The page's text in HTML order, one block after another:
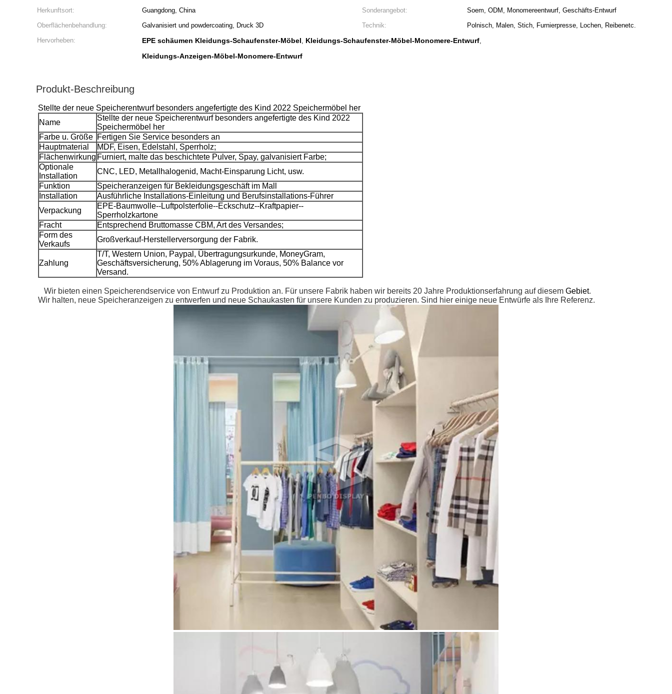
Herkunftsort:
Guangdong, China Sonderangebot:
Soem, ODM, Monomereentwurf, Geschäfts-Entwurf
Oberflächenbehandlung:
Galvanisiert und powdercoating, Druck 3D Technik:
Polnisch, Malen, Stich, Furnierpresse, Lochen, Reibenetc.
Hervorheben:
EPE schäumen Kleidungs-Schaufenster-Möbel, Kleidungs-Schaufenster-Möbel-Monomere-Entwurf,
Kleidungs-Anzeigen-Möbel-Monomere-Entwurf
Produkt-Beschreibung
Stellte der neue Speicherentwurf besonders angefertigte des Kind 2022 Speichermöbel her
Name
Stellte der neue Speicherentwurf besonders angefertigte des Kind 2022
Speichermöbel her
Farbe u. Größe Fertigen Sie Service besonders an
Hauptmaterial
MDF, Eisen, Edelstahl, Sperrholz;
Flächenwirkung Furniert, malte das beschichtete Pulver, Spay, galvanisiert Farbe;
Optionale
Installation
CNC, LED, Metallhalogenid, Macht-Einsparung Licht, usw.
Funktion
Speicheranzeigen für Bekleidungsgeschäft im Mall
Installation
Ausführliche Installations-Einleitung und Berufsinstallations-Führer
Verpackung
EPE-Baumwolle--Luftpolsterfolie--Eckschutz--Kraftpapier--
Sperrholzkartone
Fracht
Entsprechend Bruttomasse CBM, Art des Versandes;
Form des
Verkaufs
Großverkauf-Herstellerversorgung der Fabrik.
Zahlung
T/T, Western Union, Paypal, Übertragungsurkunde, MoneyGram,
Geschäftsversicherung, 50% Ablagerung im Voraus, 50% Balance vor
Versand.
Wir bieten einen Speicherendservice von Entwurf zu Produktion an. Für unsere Fabrik haben wir bereits 20 Jahre Produktionserfahrung auf diesem Gebiet.
Wir halten, neue Speicheranzeigen zu entwerfen und neue Schaukasten für unsere Kunden zu produzieren. Sind hier einige neue Entwürfe als Ihre Referenz.